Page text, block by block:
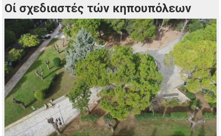
Οί σχεδιαστές τών κηπουπόλεων